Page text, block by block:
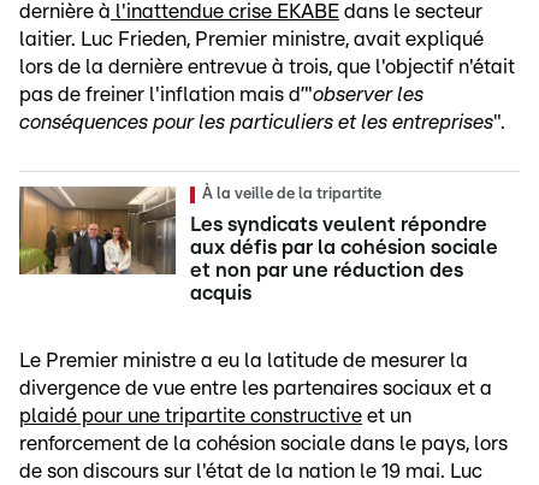
dernière à l'inattendue crise EKABE dans le secteur
laitier. Luc Frieden, Premier ministre, avait expliqué
lors de la dernière entrevue à trois, que l'objectif n'était
pas de freiner l'inflation mais d’"observer les
conséquences pour les particuliers et les entreprises".
À la veille de la tripartite
Les syndicats veulent répondre
aux défis par la cohésion sociale
et non par une réduction des
acquis
Le Premier ministre a eu la latitude de mesurer la
divergence de vue entre les partenaires sociaux et a
plaidé pour une tripartite constructive et un
renforcement de la cohésion sociale dans le pays, lors
de son discours sur l'état de la nation le 19 mai. Luc